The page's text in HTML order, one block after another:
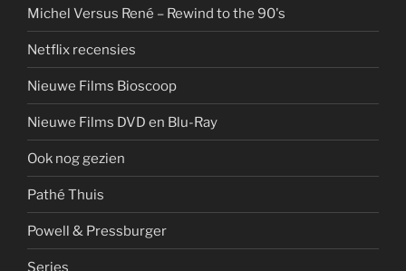
Michel Versus René – Rewind to the 90's
Netflix recensies
Nieuwe Films Bioscoop
Nieuwe Films DVD en Blu-Ray
Ook nog gezien
Pathé Thuis
Powell & Pressburger
Series